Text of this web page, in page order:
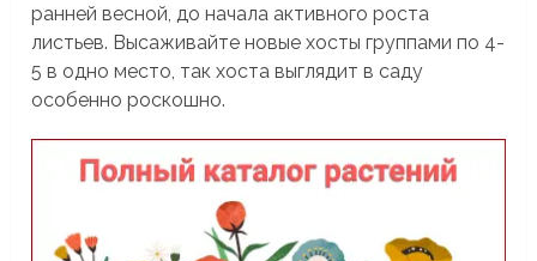
ранней весной, до начала активного роста
листьев. Высаживайте новые хосты группами по 4-
5 в одно место, так хоста выглядит в саду
особенно роскошно.